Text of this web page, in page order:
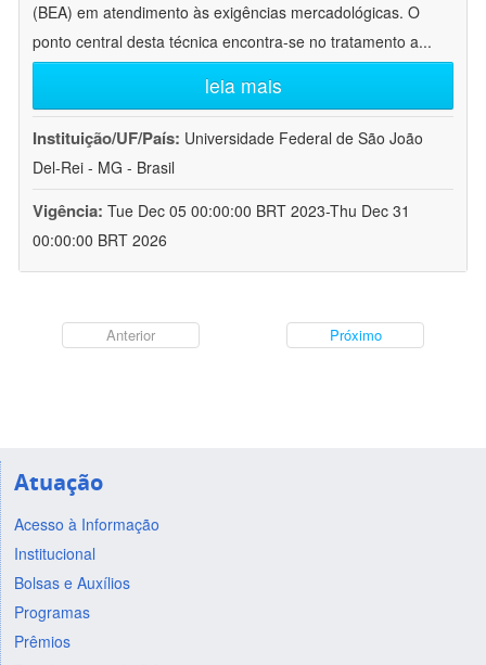
(BEA) em atendimento às exigências mercadológicas. O
ponto central desta técnica encontra-se no tratamento a...
leia mais
Instituição/UF/País: Universidade Federal de São João
Del-Rei - MG - Brasil
Vigência: Tue Dec 05 00:00:00 BRT 2023-Thu Dec 31
00:00:00 BRT 2026
Anterior Próximo
Atuação
Acesso à Informação
Institucional
Bolsas e Auxílios
Programas
Prêmios